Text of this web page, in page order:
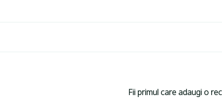
Fii primul care adaugi o